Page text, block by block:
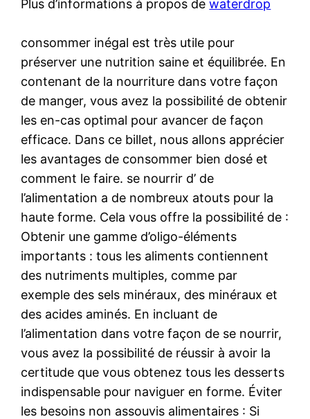
Plus d’informations à propos dewaterdrop
consommer inégal est très utile pour
préserver une nutrition saine et équilibrée. En
contenant de la nourriture dans votre façon
de manger, vous avez la possibilité de obtenir
les en-cas optimal pour avancer de façon
efficace. Dans ce billet, nous allons apprécier
les avantages de consommer bien dosé et
comment le faire. se nourrir d’ de
l’alimentation a de nombreux atouts pour la
haute forme. Cela vous offre la possibilité de :
Obtenir une gamme d’oligo-éléments
importants : tous les aliments contiennent
des nutriments multiples, comme par
exemple des sels minéraux, des minéraux et
des acides aminés. En incluant de
l’alimentation dans votre façon de se nourrir,
vous avez la possibilité de réussir à avoir la
certitude que vous obtenez tous les desserts
indispensable pour naviguer en forme. Éviter
les besoins non assouvis alimentaires : Si